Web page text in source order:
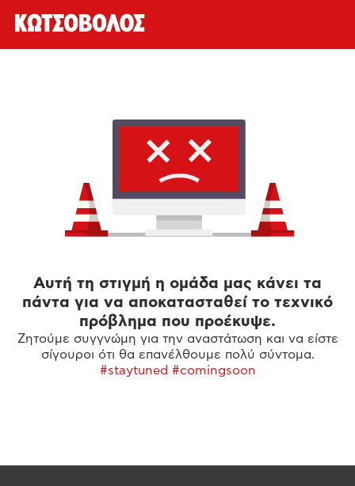
Αυτή τη στιγμή η ομάδα μας κάνει τα
πάντα για να αποκατασταθεί το τεχνικό
πρόβλημα που προέκυψε.
Ζητούμε συγγνώμη για την αναστάτωση και να είστε
σίγουροι ότι θα επανέλθουμε πολύ σύντομα.
#staytuned #comingsoon